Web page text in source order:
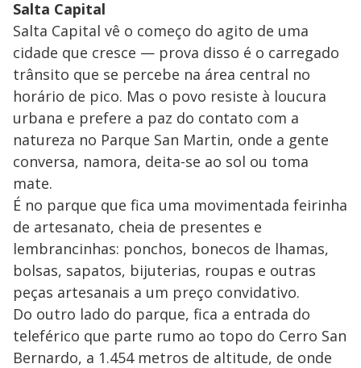
Salta Capital
Salta Capital vê o começo do agito de uma
cidade que cresce — prova disso é o carregado
trânsito que se percebe na área central no
horário de pico. Mas o povo resiste à loucura
urbana e prefere a paz do contato com a
natureza no Parque San Martin, onde a gente
conversa, namora, deita-se ao sol ou toma
mate.
É no parque que fica uma movimentada feirinha
de artesanato, cheia de presentes e
lembrancinhas: ponchos, bonecos de lhamas,
bolsas, sapatos, bijuterias, roupas e outras
peças artesanais a um preço convidativo.
Do outro lado do parque, fica a entrada do
teleférico que parte rumo ao topo do Cerro San
Bernardo, a 1.454 metros de altitude, de onde